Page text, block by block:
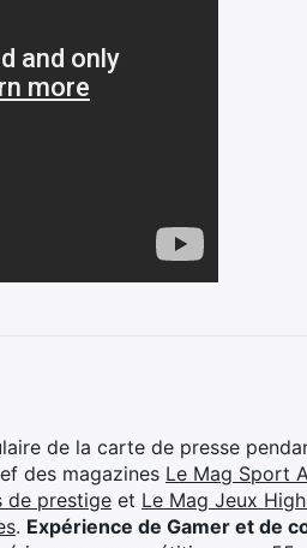
de la carte de presse
des magazines Le Mag Sport
de prestige et Le Mag Jeux
. Expérience de Gamer et de